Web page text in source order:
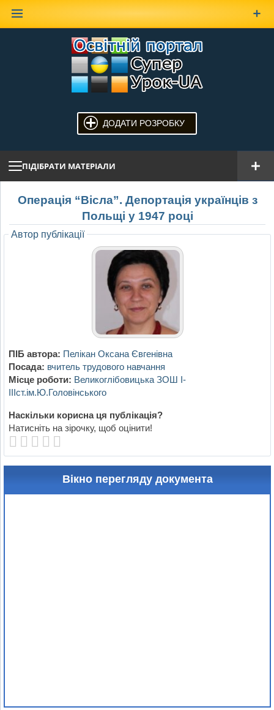
ДОДАТИ РОЗРОБКУ
ПІДІБРАТИ МАТЕРІАЛИ
Операція “Вісла”. Депортація українців з
Польщі у 1947 році
Автор публікації
ПІБ автора: Пелікан Оксана Євгенівна
Посада: вчитель трудового навчання
Місце роботи: Великоглібовицька ЗОШ І-
ІІІст.ім.Ю.Головінського
Наскільки корисна ця публікація?
Натисніть на зірочку, щоб оцінити!
Вікно перегляду документа